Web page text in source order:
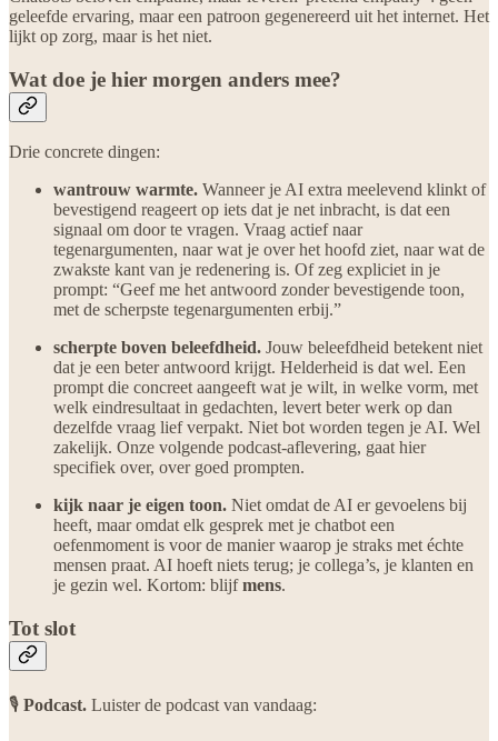
geleefde ervaring, maar een patroon gegenereerd uit het internet. Het
lijkt op zorg, maar is het niet.
Wat doe je hier morgen anders mee?
Drie concrete dingen:
wantrouw warmte. Wanneer je AI extra meelevend klinkt of
bevestigend reageert op iets dat je net inbracht, is dat een
signaal om door te vragen. Vraag actief naar
tegenargumenten, naar wat je over het hoofd ziet, naar wat de
zwakste kant van je redenering is. Of zeg expliciet in je
prompt: “Geef me het antwoord zonder bevestigende toon,
met de scherpste tegenargumenten erbij.”
scherpte boven beleefdheid. Jouw beleefdheid betekent niet
dat je een beter antwoord krijgt. Helderheid is dat wel. Een
prompt die concreet aangeeft wat je wilt, in welke vorm, met
welk eindresultaat in gedachten, levert beter werk op dan
dezelfde vraag lief verpakt. Niet bot worden tegen je AI. Wel
zakelijk. Onze volgende podcast-aflevering, gaat hier
specifiek over, over goed prompten.
kijk naar je eigen toon. Niet omdat de AI er gevoelens bij
heeft, maar omdat elk gesprek met je chatbot een
oefenmoment is voor de manier waarop je straks met échte
mensen praat. AI hoeft niets terug; je collega’s, je klanten en
je gezin wel. Kortom: blijfmens.
Tot slot
🎙️ Podcast. Luister de podcast van vandaag: